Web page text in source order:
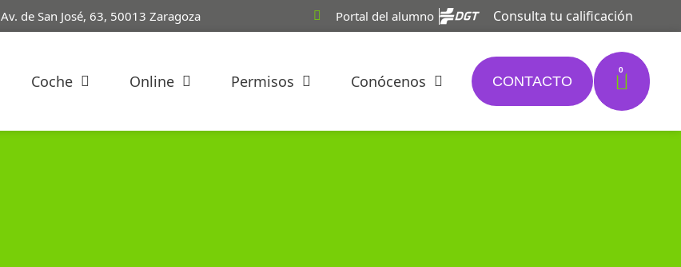
Av. de San José, 63, 50013 Zaragoza Portal del alumno Consulta tu calificación
Coche Online Permisos Conócenos CONTACTO
0